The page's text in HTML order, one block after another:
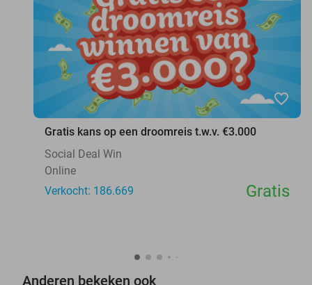
favorite_border
Gratis kans op een droomreis t.w.v. €3.000
Social Deal Win
Online
Verkocht: 186.669
Gratis
Anderen bekeken ook